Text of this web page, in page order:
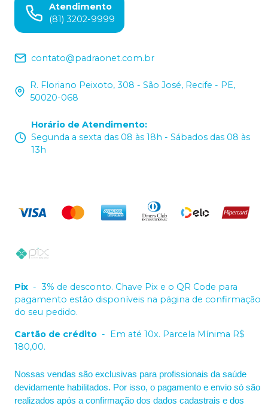
Atendimento
(81) 3202-9999
contato@padraonet.com.br
R. Floriano Peixoto, 308 - São José, Recife - PE,
50020-068
Horário de Atendimento:
Segunda a sexta das 08 às 18h - Sábados das 08 às
13h
Pix - 3% de desconto. Chave Pix e o QR Code para
pagamento estão disponíveis na página de confirmação
do seu pedido.
Cartão de crédito - Em até 10x. Parcela Mínima R$
180,00.
Nossas vendas são exclusivas para profissionais da saúde
devidamente habilitados. Por isso, o pagamento e envio só são
realizados após a confirmação dos dados cadastrais e dos